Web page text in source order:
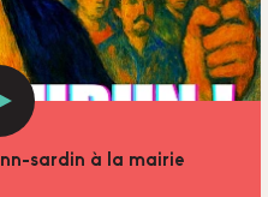
sardin à la mairie